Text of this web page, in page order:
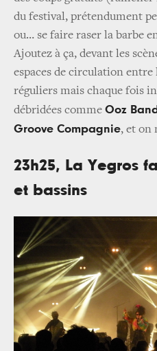
du festival, prétendument
ou… se faire raser la barbe
Ajoutez à ça, devant les
espaces de circulation entre
réguliers mais chaque fois
débridées comme Ooz
Groove Compagnie, et on
23h25, La Yegros
et bassins